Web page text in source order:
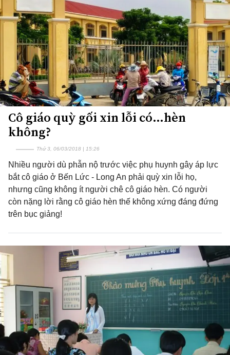
Cô giáo quỳ gối xin lỗi có…hèn
không?
Thứ 3, 06/03/2018 | 15:26
Nhiều người dù phẫn nộ trước việc phụ huynh gây áp lực
bắt cô giáo ở Bến Lức - Long An phải quỳ xin lỗi họ,
nhưng cũng không ít người chê cô giáo hèn. Có người
còn nặng lời rằng cô giáo hèn thế không xứng đáng đứng
trên bục giảng!